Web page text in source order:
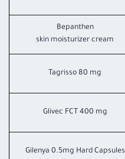
Bepanthen
skin moisturizer cream
Tagrisso 80 mg
Glivec FCT 400 mg
Gilenya 0.5mg Hard Capsules